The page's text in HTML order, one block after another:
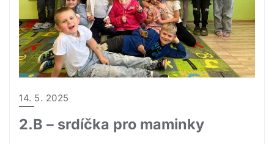
14. 5. 2025
2.B – srdíčka pro maminky